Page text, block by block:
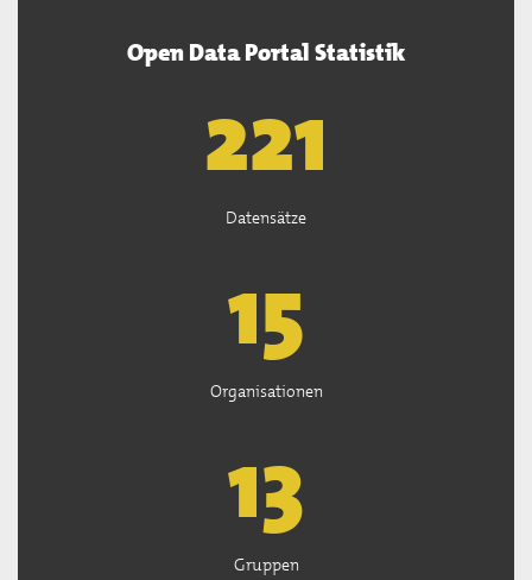
Open Data Portal Statistik
222
Datensätze
15
Organisationen
13
Gruppen